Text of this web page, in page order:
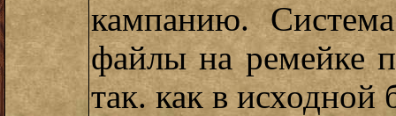
кампанию.
файлы на ремейке
так. как в исходной